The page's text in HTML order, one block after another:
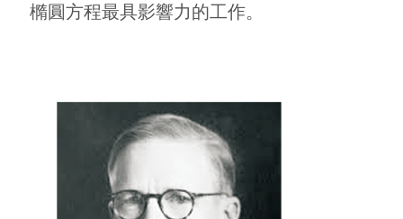
橢圓方程最具影響力的工作。